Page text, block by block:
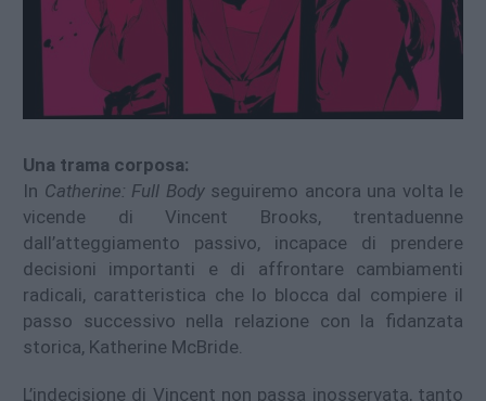
Una trama corposa:
In Catherine: Full Bodyseguiremo ancora una volta le
vicende di Vincent Brooks, trentaduenne
dall’atteggiamento passivo, incapace di prendere
decisioni importanti e di affrontare cambiamenti
radicali, caratteristica che lo blocca dal compiere il
passo successivo nella relazione con la fidanzata
storica, Katherine McBride.
L’indecisione di Vincent non passa inosservata, tanto